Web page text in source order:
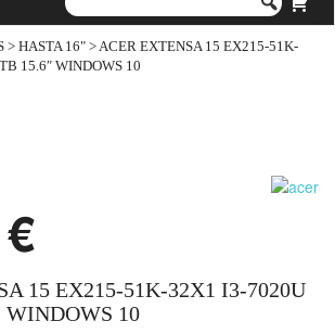
> HASTA 16" > ACER EXTENSA 15 EX215-51K-
15.6″ WINDOWS 10
€
15 EX215-51K-32X1 I3-7020U
WINDOWS 10